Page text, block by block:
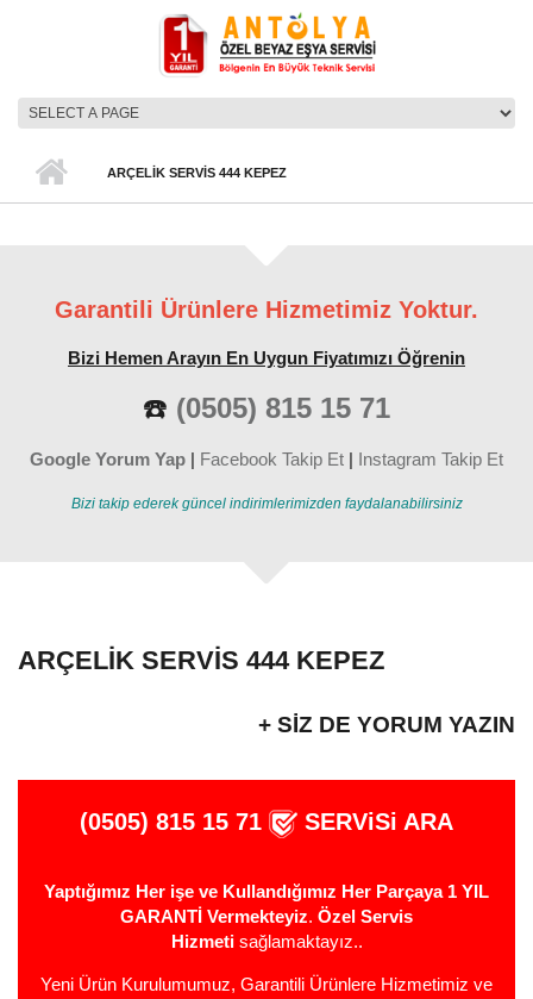
ANA MENÜARÇELIK SERVIS 444 KEPEZ
Garantili Ürünlere Hizmetimiz Yoktur.
Bizi Hemen Arayın En Uygun Fiyatımızı Öğrenin
☎️ (0505) 815 15 71
Google Yorum Yap | Facebook Takip Et | Instagram Takip Et
Bizi takip ederek güncel indirimlerimizden faydalanabilirsiniz
ARÇELIK SERVIS 444 KEPEZ
+ SIZ DE YORUM YAZIN
(0505) 815 15 71 SERViSi ARA
Yaptığımız Her işe ve Kullandığımız Her Parçaya 1 YIL
GARANTİ Vermekteyiz. Özel Servis
Hizmetisağlamaktayız..
Yeni Ürün Kurulumumuz, Garantili Ürünlere Hizmetimiz ve